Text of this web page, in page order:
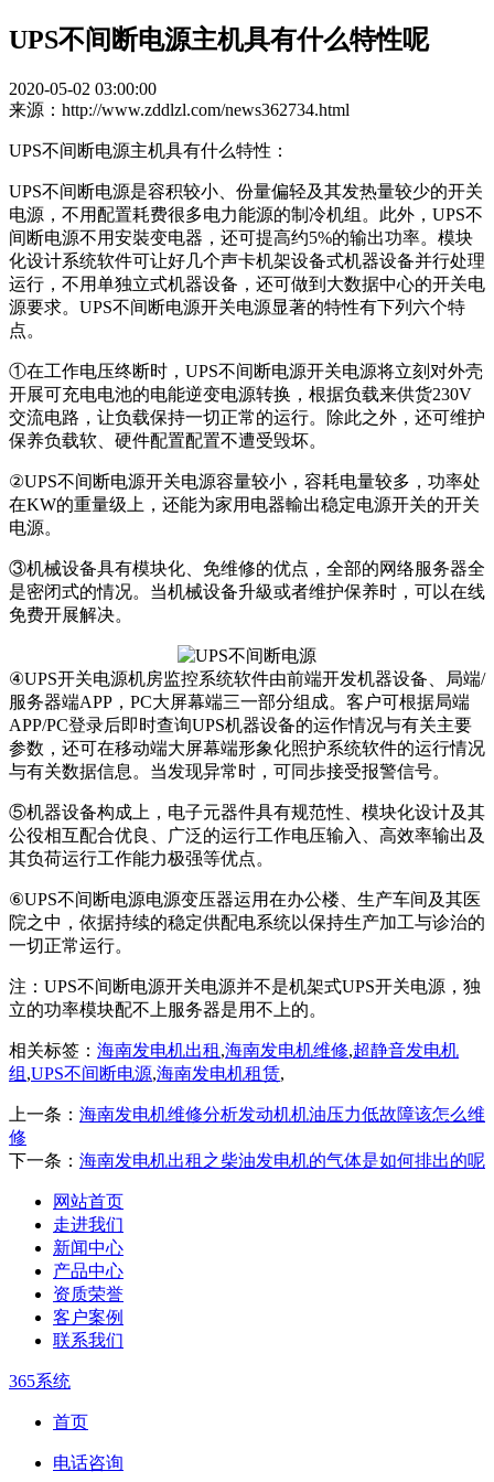
UPS不间断电源主机具有什么特性呢
2020-05-02 03:00:00
来源：http://www.zddlzl.com/news362734.html
UPS不间断电源主机具有什么特性：
UPS不间断电源是容积较小、份量偏轻及其发热量较少的开关
电源，不用配置耗费很多电力能源的制冷机组。此外，UPS不
间断电源不用安裝变电器，还可提高约5%的输出功率。模块
化设计系统软件可让好几个声卡机架设备式机器设备并行处理
运行，不用单独立式机器设备，还可做到大数据中心的开关电
源要求。UPS不间断电源开关电源显著的特性有下列六个特
点。
①在工作电压终断时，UPS不间断电源开关电源将立刻对外壳
开展可充电电池的电能逆变电源转换，根据负载来供货230V
交流电路，让负载保持一切正常的运行。除此之外，还可维护
保养负载软、硬件配置配置不遭受毁坏。
②UPS不间断电源开关电源容量较小，容耗电量较多，功率处
在KW的重量级上，还能为家用电器輸出稳定电源开关的开关
电源。
③机械设备具有模块化、免维修的优点，全部的网络服务器全
是密闭式的情况。当机械设备升級或者维护保养时，可以在线
免费开展解决。
④UPS开关电源机房监控系统软件由前端开发机器设备、局端/
服务器端APP，PC大屏幕端三一部分组成。客户可根据局端
APP/PC登录后即时查询UPS机器设备的运作情况与有关主要
参数，还可在移动端大屏幕端形象化照护系统软件的运行情况
与有关数据信息。当发现异常时，可同歩接受报警信号。
⑤机器设备构成上，电子元器件具有规范性、模块化设计及其
公役相互配合优良、广泛的运行工作电压输入、高效率输出及
其负荷运行工作能力极强等优点。
⑥UPS不间断电源电源变压器运用在办公楼、生产车间及其医
院之中，依据持续的稳定供配电系统以保持生产加工与诊治的
一切正常运行。
注：UPS不间断电源开关电源并不是机架式UPS开关电源，独
立的功率模块配不上服务器是用不上的。
相关标签： 海南发电机出租 ,海南发电机维修,超静音发电机
组 ,UPS不间断电源,海南发电机租赁,
上一条： 海南发电机维修分析发动机机油压力低故障该怎么维
修
下一条： 海南发电机出租之柴油发电机的气体是如何排出的呢
网站首页
走进我们
新闻中心
产品中心
资质荣誉
客户案例
联系我们
365系统
首页
电话咨询